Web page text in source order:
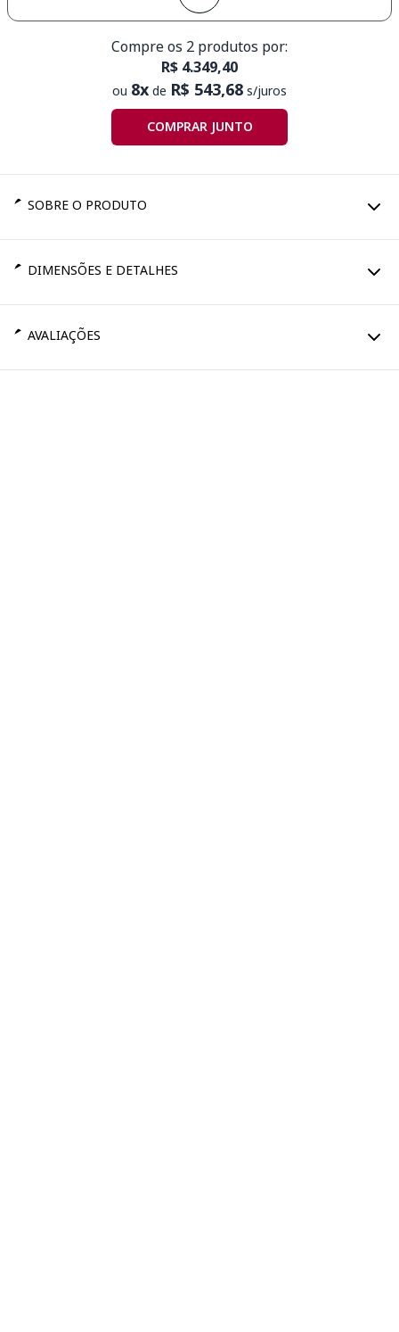
Compre os 2 produtos por:
R$ 4.349,40
ou 8x de R$ 543,68 s/juros
COMPRAR JUNTO
SOBRE O PRODUTO
DIMENSÕES E DETALHES
AVALIAÇÕES